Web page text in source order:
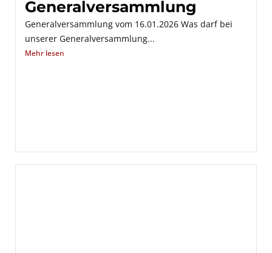
Generalversammlung
Generalversammlung vom 16.01.2026 Was darf bei
unserer Generalversammlung...
Mehr lesen